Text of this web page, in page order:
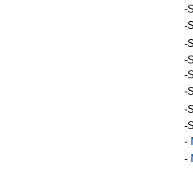
-
-
-
-
-
-
-
-
-
-